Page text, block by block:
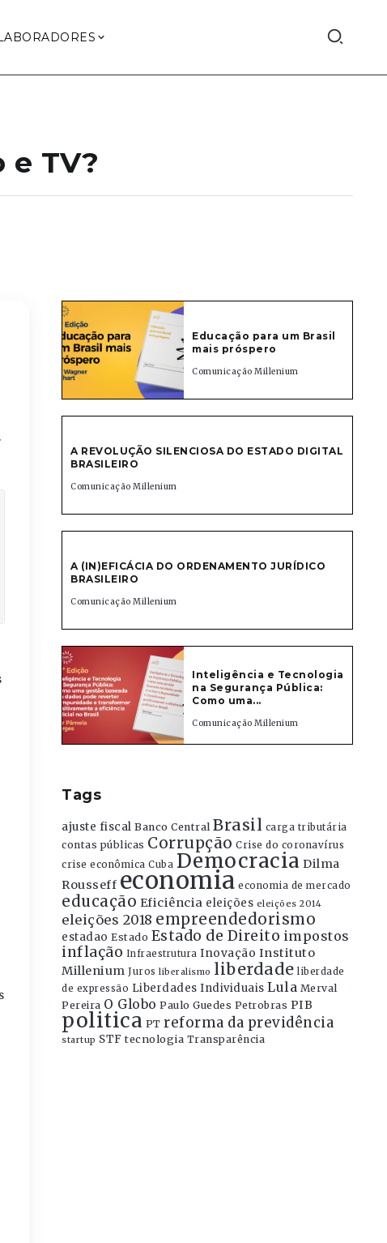
TV?
Educação para um Brasil
mais próspero
Comunicação Millenium
A REVOLUÇÃO SILENCIOSA DO ESTADO DIGITAL
BRASILEIRO
Comunicação Millenium
A (IN)EFICÁCIA DO ORDENAMENTO JURÍDICO
BRASILEIRO
Comunicação Millenium
Inteligência e Tecnologia
na Segurança Pública:
Como uma...
Comunicação Millenium
Tags
ajuste fiscal Banco Central Brasil carga tributária
contas públicas Corrupção Crise do coronavírus
crise econômica Cuba Democracia Dilma
Rousseff economia economia de mercado
educação Eficiência eleições eleições 2014
eleições 2018 empreendedorismo
estadao Estado Estado de Direito impostos
inflação Infraestrutura Inovação Instituto
Millenium Juros liberalismo liberdade liberdade
de expressão Liberdades Individuais Lula Merval
Pereira O Globo Paulo Guedes Petrobras PIB
politica PT reforma da previdência
startup STF tecnologia Transparência